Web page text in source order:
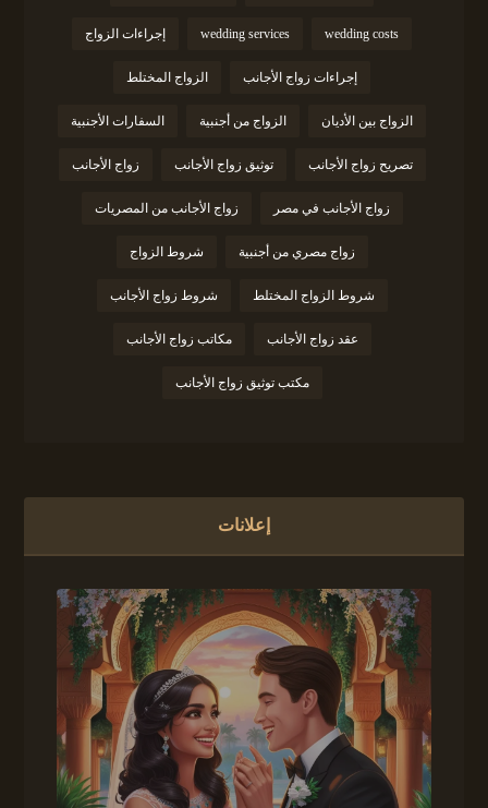
wedding costs
wedding services إجراءات الزواج
إجراءات زواج الأجانب الزواج المختلط
الزواج بين الأديان الزواج من أجنبية السفارات الأجنبية
تصريح زواج الأجانب توثيق زواج الأجانب زواج الأجانب
زواج الأجانب في مصر زواج الأجانب من المصريات
زواج مصري من أجنبية شروط الزواج
شروط الزواج المختلط شروط زواج الأجانب
عقد زواج الأجانب مكاتب زواج الأجانب
مكتب توثيق زواج الأجانب
إعلانات